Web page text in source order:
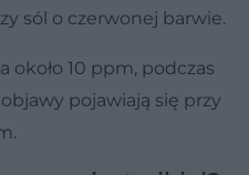
sól o czerwonej barwie.
około 10 ppm, podczas
pojawiają się przy